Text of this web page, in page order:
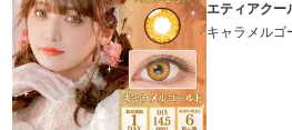
エティアクー
キャラメルゴ